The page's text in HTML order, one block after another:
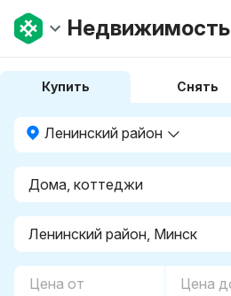
Недвижимость
Купить Снять
Ленинский район